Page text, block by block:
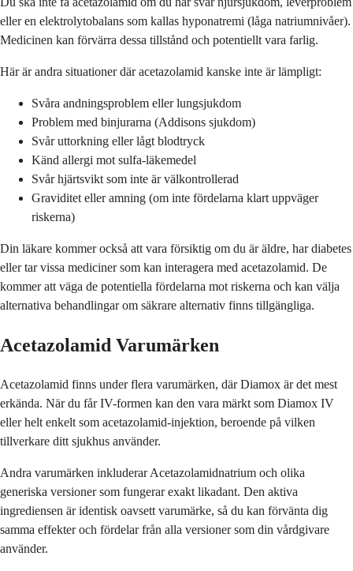
eller en elektrolytobalans som kallas hyponatremi (låga natriumnivåer).
Medicinen kan förvärra dessa tillstånd och potentiellt vara farlig.
Här är andra situationer där acetazolamid kanske inte är lämpligt:
Svåra andningsproblem eller lungsjukdom
Problem med binjurarna (Addisons sjukdom)
Svår uttorkning eller lågt blodtryck
Känd allergi mot sulfa-läkemedel
Svår hjärtsvikt som inte är välkontrollerad
Graviditet eller amning (om inte fördelarna klart uppväger
riskerna)
Din läkare kommer också att vara försiktig om du är äldre, har diabetes
eller tar vissa mediciner som kan interagera med acetazolamid. De
kommer att väga de potentiella fördelarna mot riskerna och kan välja
alternativa behandlingar om säkrare alternativ finns tillgängliga.
Acetazolamid Varumärken
Acetazolamid finns under flera varumärken, där Diamox är det mest
erkända. När du får IV-formen kan den vara märkt som Diamox IV
eller helt enkelt som acetazolamid-injektion, beroende på vilken
tillverkare ditt sjukhus använder.
Andra varumärken inkluderar Acetazolamidnatrium och olika
generiska versioner som fungerar exakt likadant. Den aktiva
ingrediensen är identisk oavsett varumärke, så du kan förvänta dig
samma effekter och fördelar från alla versioner som din vårdgivare
använder.